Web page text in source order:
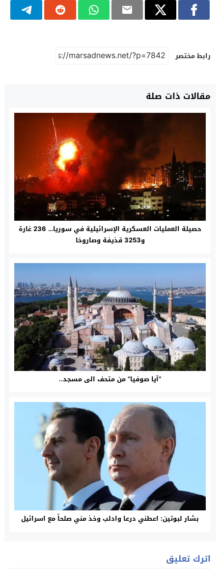
رابط مختصر
مقالات ذات صلة
حصيلة العمليات العسكرية الإسرائيلية في سوريا… 236 غارة
و3253 قذيفة وصاروخا
“آيا صوفيا” من متحف الى مسجد..
بشار لبوتين: اعطني درعا وادلب وخذ مني صلحاً مع اسرائيل
اترك تعليق